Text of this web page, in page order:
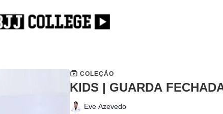
COLEÇÃO
KIDS | GUARDA
Eve Azevedo